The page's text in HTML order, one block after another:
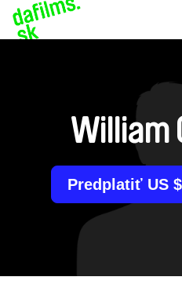
William
Predplatiť US